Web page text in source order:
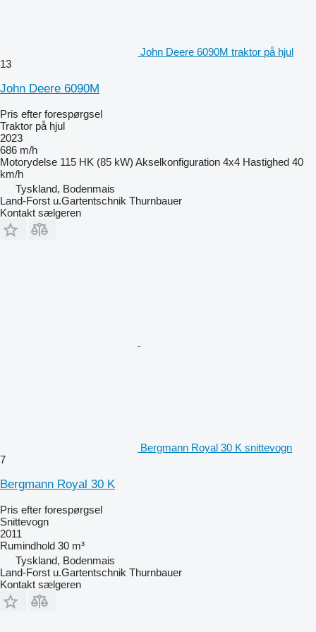
John Deere 6090M traktor på hjul
13
John Deere 6090M
Pris efter forespørgsel
Traktor på hjul
2023
686 m/h
Motorydelse 115 HK (85 kW) Akselkonfiguration 4x4 Hastighed 40
km/h
Tyskland, Bodenmais
Land-Forst u.Gartentschnik Thurnbauer
Kontakt sælgeren
Bergmann Royal 30 K snittevogn
7
Bergmann Royal 30 K
Pris efter forespørgsel
Snittevogn
2011
Rumindhold 30 m³
Tyskland, Bodenmais
Land-Forst u.Gartentschnik Thurnbauer
Kontakt sælgeren